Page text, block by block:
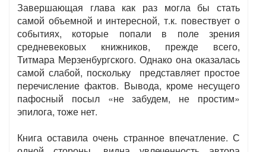
Завершающая глава как раз могла бы стать
самой объемной и интересной, т.к. повествует о
событиях, которые попали в поле зрения
средневековых книжников, прежде всего,
Титмара Мерзенбургского. Однако она оказалась
самой слабой, поскольку представляет простое
перечисление фактов. Вывода, кроме несущего
пафосный посыл «не забудем, не простим»
эпилога, тоже нет.
Книга оставила очень странное впечатление. С